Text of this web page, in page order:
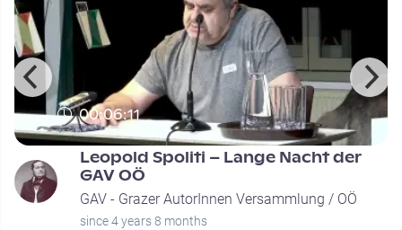
00:06:11
Leopold Spoliti – Lange Nacht der
GAV OÖ
GAV - Grazer AutorInnen Versammlung / OÖ
since 4 years 8 months